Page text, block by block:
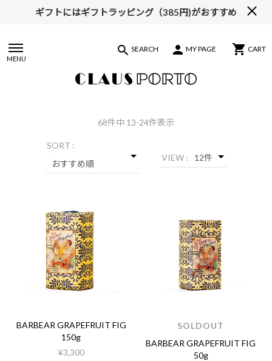
ギフトにはギフトラッピング（385円)がおすすめ
MENU
SEARCH MY PAGE CART
68件中 13-24件表示
SORT :
VIEW :
BARBEAR GRAPEFRUIT FIG
150g
¥3,300
SOLDOUT
BARBEAR GRAPEFRUIT FIG
50g